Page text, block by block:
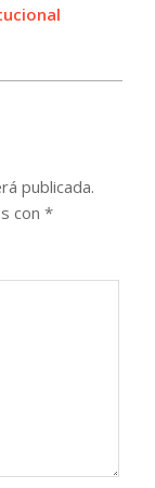
publicada.
con *